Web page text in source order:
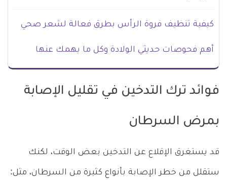
كيفية تنظيف فروة الرأس بطرق فعالة لشعر صحي
أهم فحوصات حديثي الولادة وكل ما يهمك عنها
فوائد ترك التدخين في تقليل الإصابة
بمرض السرطان
قد يستغرق الإقلاع عن التدخين بعض الوقت، لكنك
ستقلل من خطر الإصابة بأنواع كثيرة من السرطان، مثل: